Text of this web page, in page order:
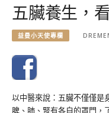
五臟養生，
益曼小天使專欄
以中醫來說：五臟不僅僅是
脾、肺、腎有各自的罩門